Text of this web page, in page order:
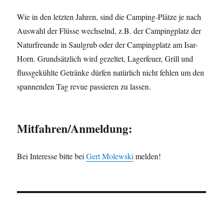
Wie in den letzten Jahren, sind die Camping-Plätze je nach
Auswahl der Flüsse wechselnd, z.B. der Campingplatz der
Naturfreunde in Saulgrub oder der Campingplatz am Isar-
Horn. Grundsätzlich wird gezeltet, Lagerfeuer, Grill und
flussgekühlte Getränke dürfen natürlich nicht fehlen um den
spannenden Tag revue passieren zu lassen.
Mitfahren/Anmeldung:
Bei Interesse bitte beiGert Molewskimelden!